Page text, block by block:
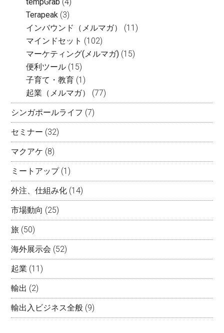
Terapeak (3)
インバウンド（メルマガ）
(11)
マインドセット (102)
マーケティング(メルマガ) (15)
便利ツール (15)
子育て・教育 (1)
起業（メルマガ）
(77)
シンガポールライフ (7)
セミナー (32)
マクアケ (8)
ミートアップ(1)
外注、仕組み化 (14)
市場動向 (25)
旅 (50)
海外展示会 (52)
起業 (11)
輸出 (2)
輸出入ビジネス全般 (9)